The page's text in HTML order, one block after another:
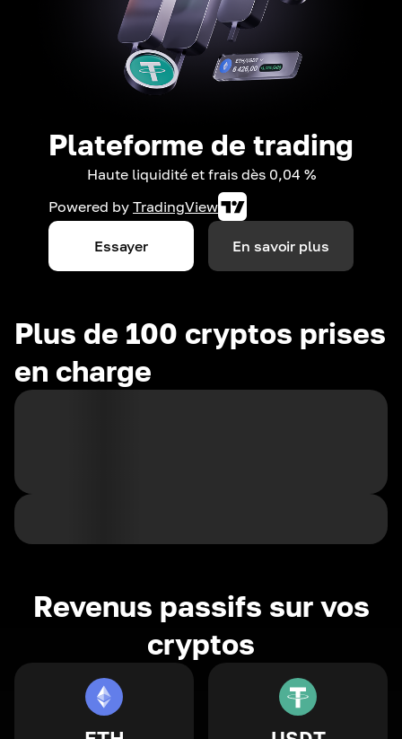
Plateforme de trading
Haute liquidité et frais dès 0,04 %
Powered by TradingView
Essayer En savoir plus
Plus de 100 cryptos prises
en charge
Revenus passifs sur vos
cryptos